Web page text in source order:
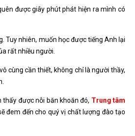
được giây phút phát hiện ra mình có
Tuy nhiên, muốn học được tiếng Anh lại
rất nhiều người.
cùng cần thiết, không chỉ là người thầy,
được nỗi băn khoăn đó, Trung tâm
đem đến cho quý vị chất lượng đào tạo